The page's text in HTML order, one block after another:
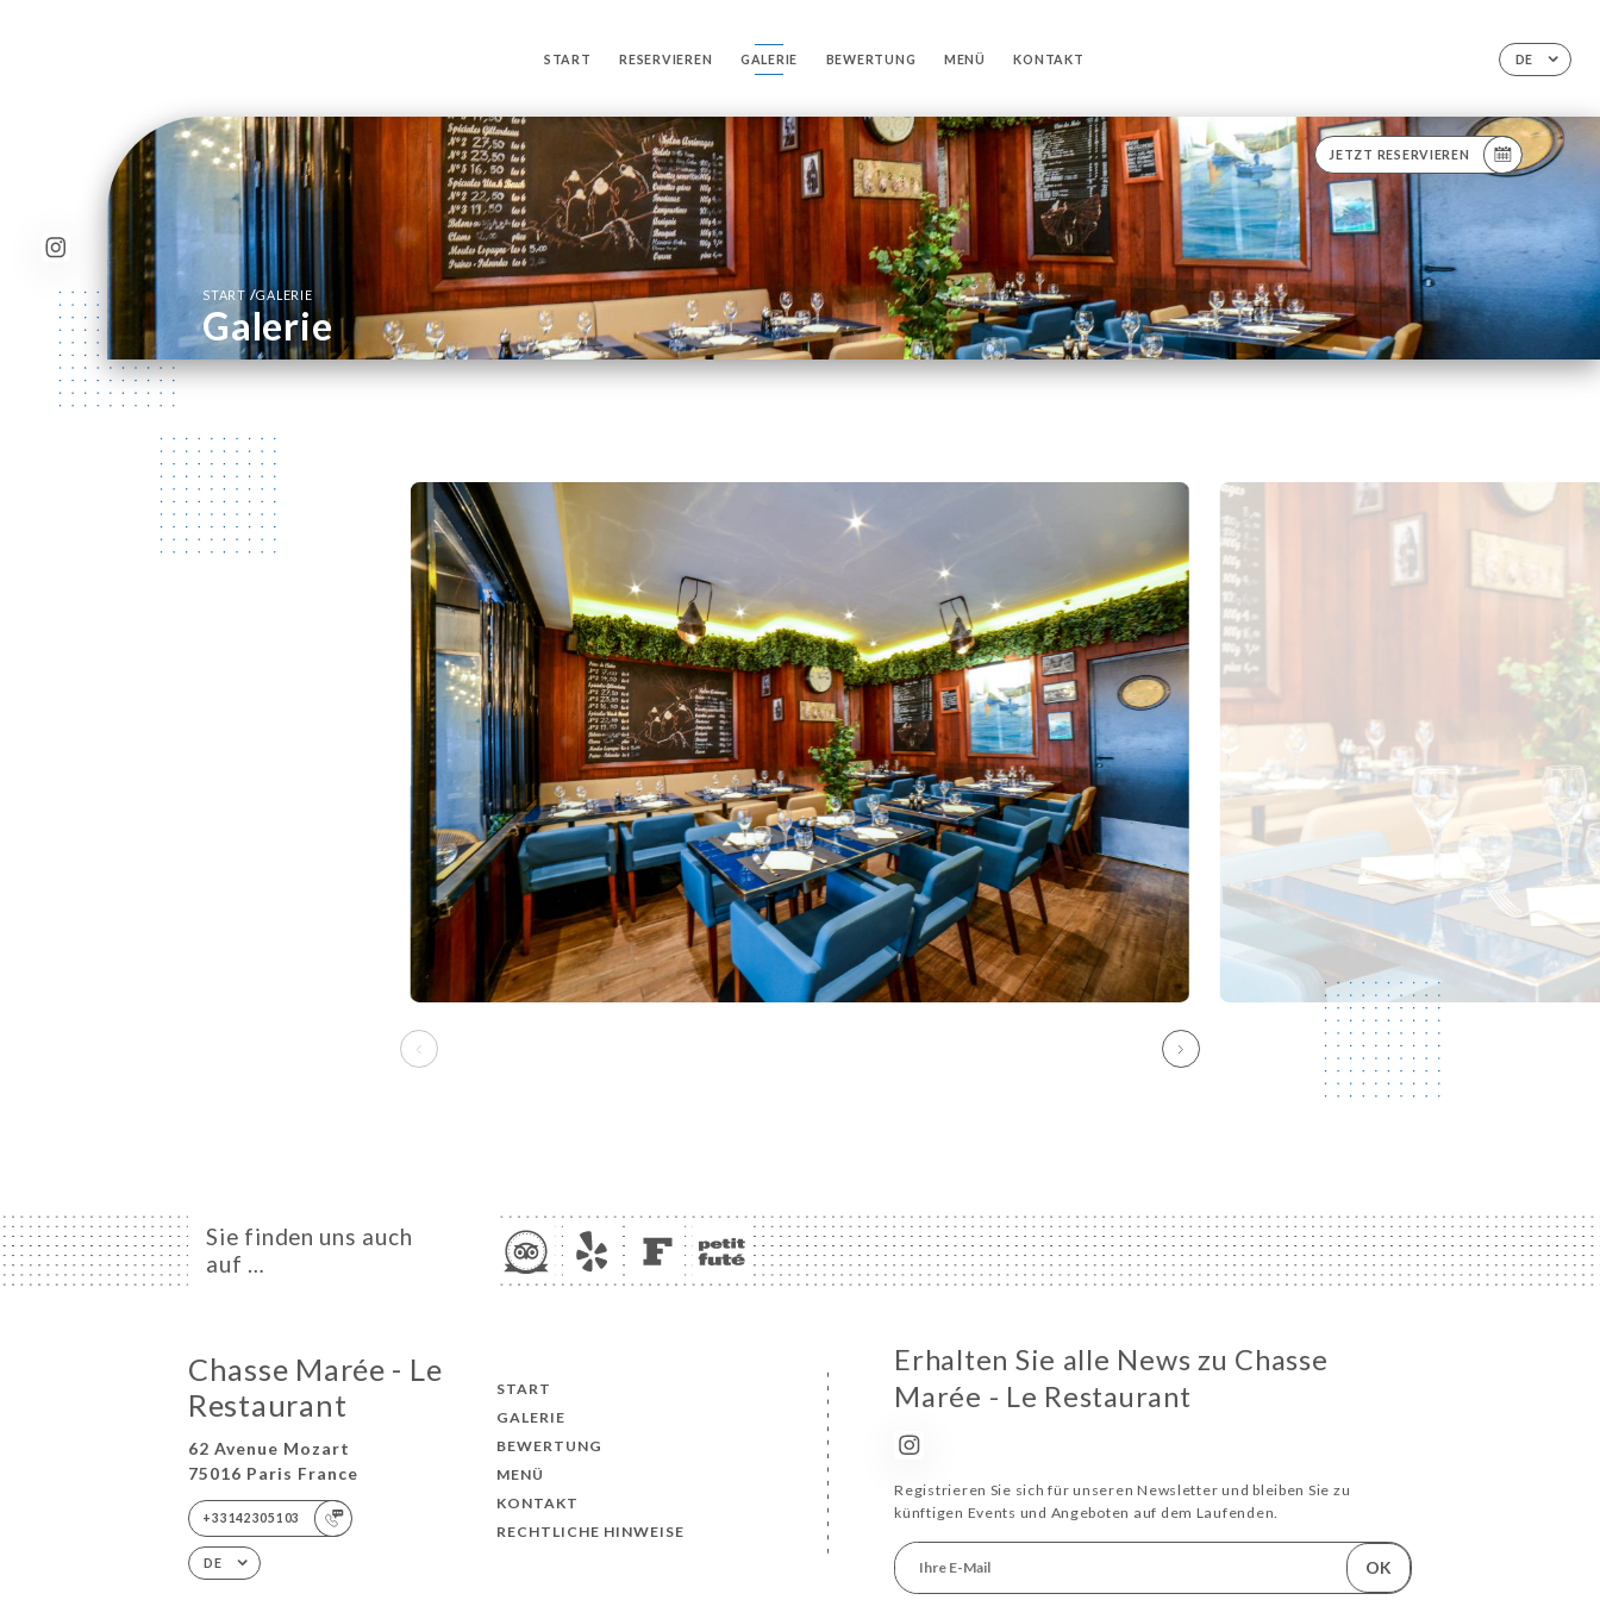
DE
START RESERVIEREN GALERIE BEWERTUNG MENÜ KONTAKT
JETZT RESERVIEREN
START /GALERIE
Galerie
Sie finden uns auch
auf …
Chasse Marée - Le
Restaurant
62 Avenue Mozart
75016 Paris France
+33142305103
DE
START
GALERIE
BEWERTUNG
MENÜ
KONTAKT
RECHTLICHE HINWEISE
Erhalten Sie alle News zu Chasse
Marée - Le Restaurant
Registrieren Sie sich für unseren Newsletter und bleiben Sie zu
künftigen Events und Angeboten auf dem Laufenden.
OK